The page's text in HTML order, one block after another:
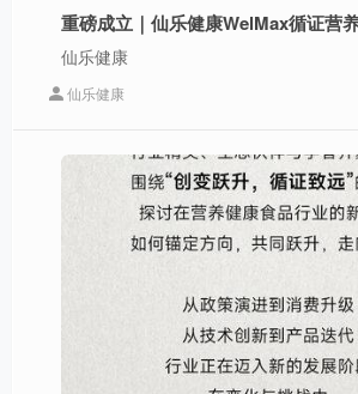
仙乐健康
仙乐健康